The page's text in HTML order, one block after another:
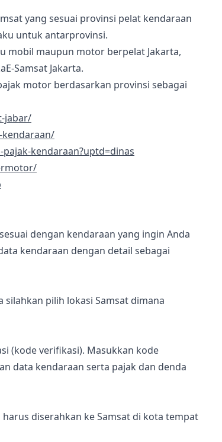
yang sesuai provinsi pelat kendaraan
untuk antarprovinsi.
mobil maupun motor berpelat Jakarta,
Samsat Jakarta.
motor berdasarkan provinsi sebagai
jabar/
kendaraan?uptd=dinas
dengan kendaraan yang ingin Anda
kendaraan dengan detail sebagai
pilih lokasi Samsat dimana
(kode verifikasi). Masukkan kode
data kendaraan serta pajak dan denda
diserahkan ke Samsat di kota tempat